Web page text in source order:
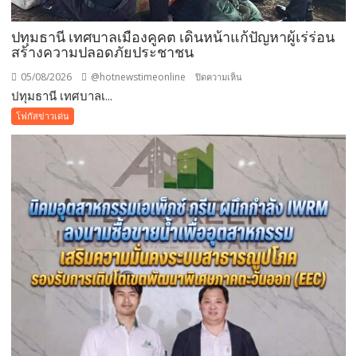
ขวัญ
วัน
ว่า
รัก
พา
แม่
เที่ยว
ปทุมธานี เทศบาลเมืองคูคต เดินหน้าแก้ปัญหาผู้เร่ร่อน
สร้างความปลอดภัยประชาชน
05/08/2026 @hotnewstimeonline ปิดความเห็น
คูคต
เดิน
แก้
ปัญหา
ผู้
เร่ร่อน
สร้าง
ความ
ปทุมธานี เทศบาลเ...
โฟกัสข่าวเด่น